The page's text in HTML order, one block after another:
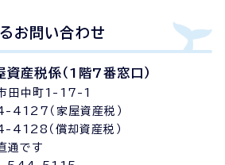
お問い合わせ
産税係（1階7番窓口）
田中町1-17-1
（家屋資産税）
（償却資産税）
通です